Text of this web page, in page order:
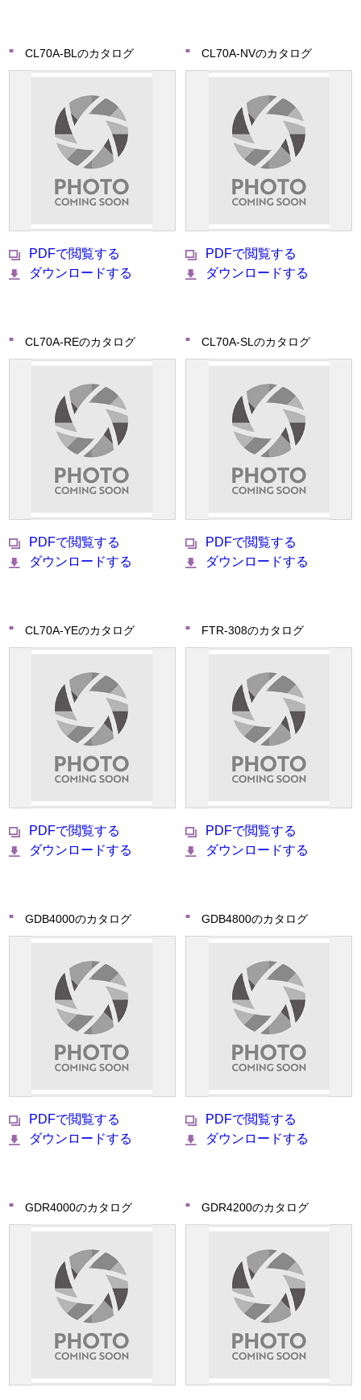
CL70A-BLのカタログ
PDFで閲覧する
ダウンロードする
CL70A-NVのカタログ
PDFで閲覧する
ダウンロードする
CL70A-REのカタログ
PDFで閲覧する
ダウンロードする
CL70A-SLのカタログ
PDFで閲覧する
ダウンロードする
CL70A-YEのカタログ
PDFで閲覧する
ダウンロードする
FTR-308のカタログ
PDFで閲覧する
ダウンロードする
GDB4000のカタログ
PDFで閲覧する
ダウンロードする
GDB4800のカタログ
PDFで閲覧する
ダウンロードする
GDR4000のカタログ GDR4200のカタログ